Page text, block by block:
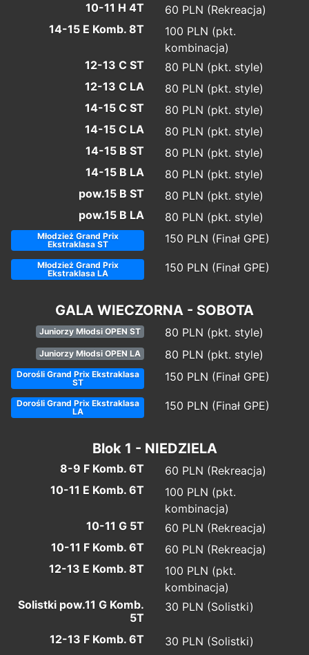
10-11 H 4T
60 PLN (Rekreacja)
14-15 E Komb. 8T
100 PLN (pkt.
kombinacja)
12-13 C ST
80 PLN (pkt. style)
12-13 C LA
80 PLN (pkt. style)
14-15 C ST
80 PLN (pkt. style)
14-15 C LA
80 PLN (pkt. style)
14-15 B ST
80 PLN (pkt. style)
14-15 B LA
80 PLN (pkt. style)
pow.15 B ST
80 PLN (pkt. style)
pow.15 B LA
80 PLN (pkt. style)
Młodzież Grand Prix
Ekstraklasa ST
150 PLN (Finał GPE)
Młodzież Grand Prix
Ekstraklasa LA
150 PLN (Finał GPE)
GALA WIECZORNA - SOBOTA
Juniorzy Młodsi OPEN ST 80 PLN (pkt. style)
Juniorzy Młodsi OPEN LA 80 PLN (pkt. style)
Dorośli Grand Prix Ekstraklasa
ST
150 PLN (Finał GPE)
Dorośli Grand Prix Ekstraklasa
LA
150 PLN (Finał GPE)
Blok 1 - NIEDZIELA
8-9 F Komb. 6T
60 PLN (Rekreacja)
10-11 E Komb. 6T
100 PLN (pkt.
kombinacja)
10-11 G 5T
60 PLN (Rekreacja)
10-11 F Komb. 6T
60 PLN (Rekreacja)
12-13 E Komb. 8T
100 PLN (pkt.
kombinacja)
Solistki pow.11 G Komb.
5T
30 PLN (Solistki)
12-13 F Komb. 6T
30 PLN (Solistki)